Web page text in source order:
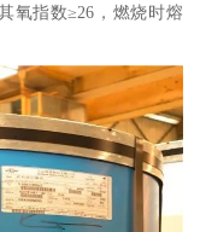
氧指数≥26，燃烧时熔